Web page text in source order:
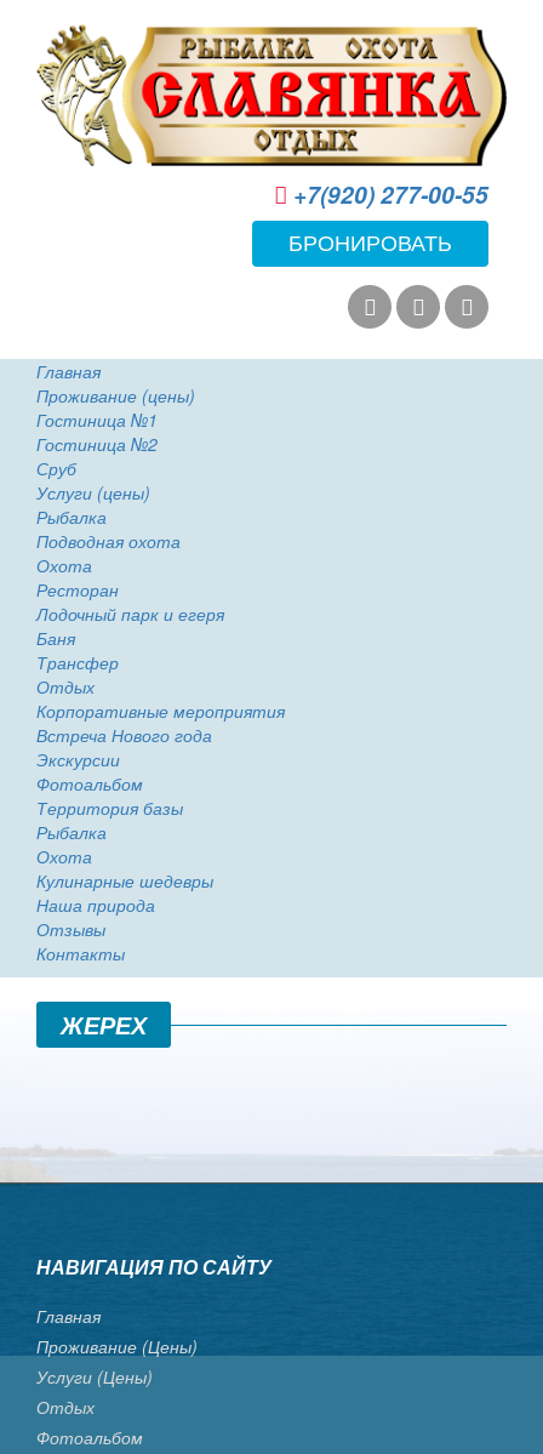
+7(920) 277-00-55
БРОНИРОВАТЬ
Главная
Проживание (цены)
Гостиница №1
Гостиница №2
Сруб
Услуги (цены)
Рыбалка
Подводная охота
Охота
Ресторан
Лодочный парк и егеря
Баня
Трансфер
Отдых
Корпоративные мероприятия
Встреча Нового года
Экскурсии
Фотоальбом
Территория базы
Рыбалка
Охота
Кулинарные шедевры
Наша природа
Отзывы
Контакты
ЖЕРЕХ
НАВИГАЦИЯ ПО САЙТУ
Главная
Проживание (цены)
Услуги (цены)
Отдых
Фотоальбом